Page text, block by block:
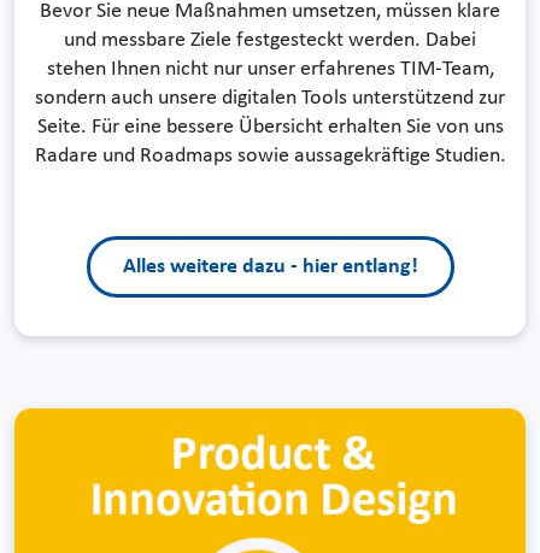
Bevor Sie neue Maßnahmen umsetzen, müssen klare
und messbare Ziele festgesteckt werden. Dabei
stehen Ihnen nicht nur unser erfahrenes TIM-Team,
sondern auch unsere digitalen Tools unterstützend zur
Seite. Für eine bessere Übersicht erhalten Sie von uns
Radare und Roadmaps sowie aussagekräftige Studien.
Alles weitere dazu - hier entlang!